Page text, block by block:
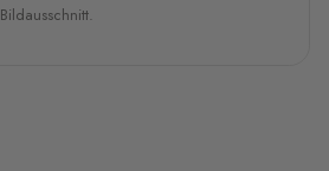
Bildausschnitt.